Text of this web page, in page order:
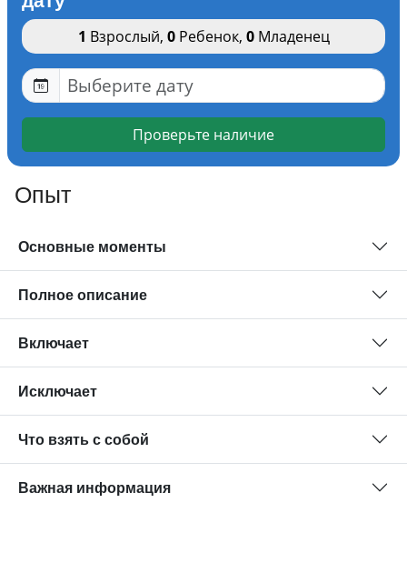
1 Взрослый, 0Ребенок, 0Младенец
Проверьте наличие
Опыт
Основные моменты
Полное описание
Включает
Исключает
Что взять с собой
Важная информация